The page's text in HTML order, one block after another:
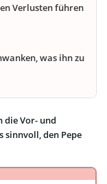
Verlusten führen
was ihn zu
die Vor- und
sinnvoll, den Pepe